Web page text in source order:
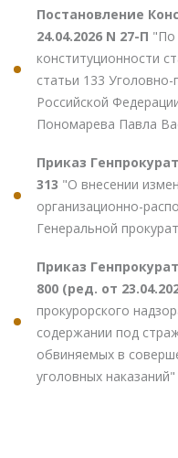
Постановление
24.04.2026 N 27-П "По
конституционности
статьи 133 Уголовно-
Российской
Пономарева Павла
Приказ
313 "О внесении
организационно-
Генеральной
Приказ
800 (ред. от
прокурорского
содержании под
обвиняемых в
уголовных наказаний"